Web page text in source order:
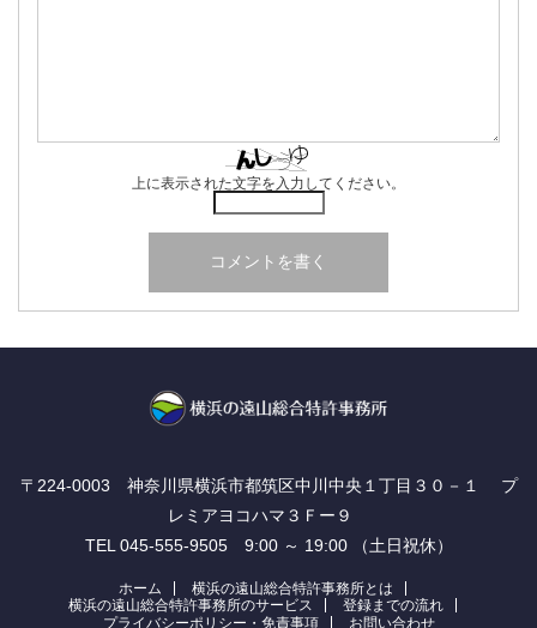
上に表示された文字を入力してください。
〒224-0003 神奈川県横浜市都筑区中川中央１丁目３０－１ プ
レミアヨコハマ３Ｆー９
TEL 045-555-9505 9:00 ～ 19:00 （土日祝休）
ホーム
横浜の遠山総合特許事務所とは
横浜の遠山総合特許事務所のサービス
登録までの流れ
プライバシーポリシー・免責事項
お問い合わせ